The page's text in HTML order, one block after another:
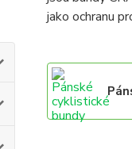
jako ochranu